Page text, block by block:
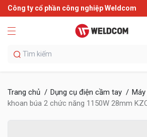
Công ty cổ phần công nghiệp Weldcom
Trang chủ Dụng cụ điện cầm tay
khoan búa 2 chức năng 1150W 28mm